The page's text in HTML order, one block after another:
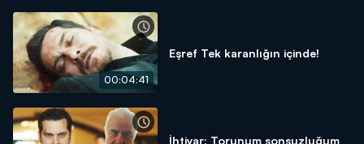
00:04:41
Eşref Tek karanlığın içinde!
İhtiyar: Torunum sonsuzluğum